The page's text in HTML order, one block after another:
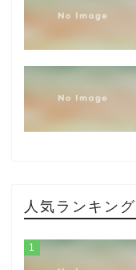
人気ランキング
1